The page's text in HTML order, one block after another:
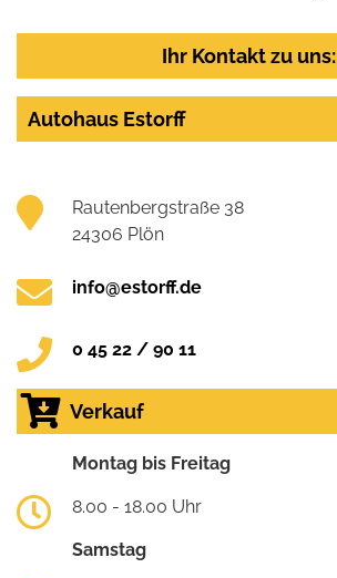
Ihr Kontakt zu uns:
Autohaus Estorff
Rautenbergstraße 38
24306 Plön
info@estorff.de
0 45 22 / 90 11
Verkauf
Montag bis Freitag
8.00 - 18.00 Uhr
Samstag